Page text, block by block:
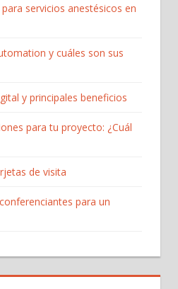
servicios anestésicos en
y cuáles son sus
y principales beneficios
para tu proyecto: ¿Cuál
de visita
para un